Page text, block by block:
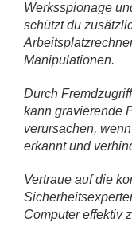
Werksspionage
schützt du
Manipulationen.
Durch
kann gravierende
verursachen,
erkannt und
Vertraue auf die
Computer effektiv